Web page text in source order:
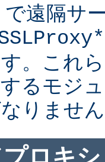
で遠隔サ
。これ
るモジ
りませ
ロキ